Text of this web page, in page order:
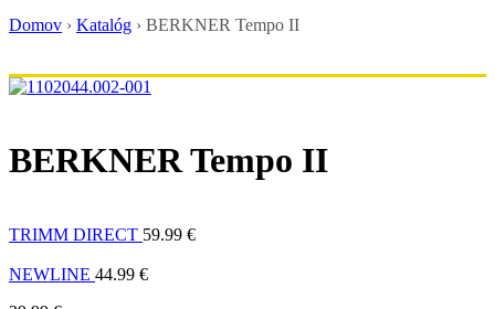
Domov › Katalóg › BERKNER Tempo II
BERKNER Tempo II
TRIMM DIRECT 59.99 €
NEWLINE 44.99 €